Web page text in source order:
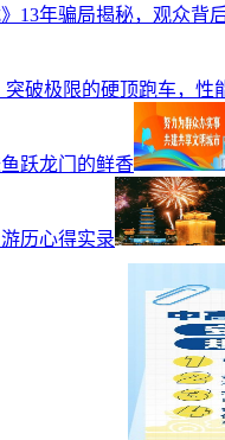
13年骗局揭秘，观众背
破极限的硬顶跑车，性
跃龙门的鲜香
历心得实录